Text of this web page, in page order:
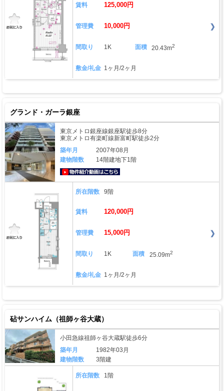
賃料 125,000円
管理費 10,000円
間取り 1K 面積 20.43m2
敷金/礼金 1ヶ月/2ヶ月
グランド・ガーラ銀座
東京メトロ銀座線銀座駅徒歩8分
東京メトロ有楽町線新富町駅徒歩2分
築年月
2007年08月
建物階数
14階建地下1階
所在階数 9階
賃料 120,000円
管理費 15,000円
間取り 1K 面積 25.09m2
敷金/礼金 1ヶ月/2ヶ月
砧サンハイム（祖師ヶ谷大蔵）
小田急線祖師ヶ谷大蔵駅徒歩6分
築年月
1982年03月
建物階数
3階建
所在階数 1階